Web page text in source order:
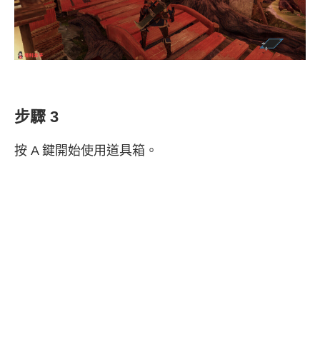
步驟 3
按 A 鍵開始使用道具箱。